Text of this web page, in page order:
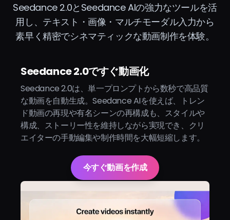
Seedance 2.0とSeedance AIの強力なツールを活
用し、テキスト・画像・マルチモーダル入力から
素早く精密でシネマティックな動画制作を体験。
Seedance 2.0ですぐ動画化
Seedance 2.0は、単一プロンプトから数秒で高品質
な動画を自動生成。Seedance AIを使えば、トレン
ド動画の再現や有名シーンの再構成も、スタイルや
構成、ストーリー性を維持しながら実現でき、クリ
エイターの手動編集や制作時間を大幅短縮します。
今すぐ動画を作成